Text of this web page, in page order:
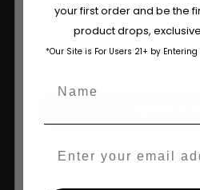
Uw
The content and products of
those of legal age.Please
By clicking AGREE &
your first order and be the
product drops,
*Our Site is For Users 21+ by